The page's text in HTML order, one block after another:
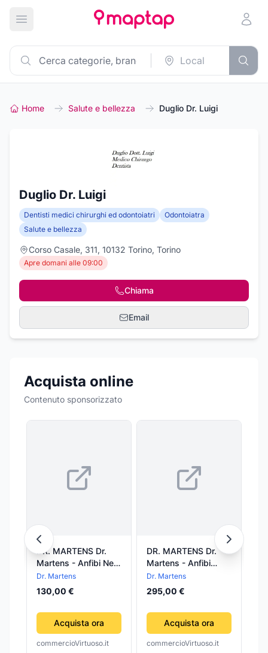
Apri menu principale
Home Salute e bellezza Duglio Dr. Luigi
Duglio Dr. Luigi
Dentisti medici chirurghi ed odontoiatri
Odontoiatra
Salute e bellezza
Corso Casale, 311, 10132 Torino, Torino
Apre domani alle 09:00
Chiama
Email
Acquista online
Contenuto sponsorizzato
DR. MARTENS Dr.
Martens - Anfibi Neri
da Bambino
Dr. Martens
130,00 €
Acquista ora
commercioVirtuoso.it
DR. MARTENS Dr.
Martens - Anfibi
Molly Lacci Raso Neri
da Donna
Dr. Martens
295,00 €
Acquista ora
commercioVirtuoso.it